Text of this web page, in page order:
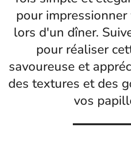
pour
lors d'un dîner.
pour réaliser
savoureuse et
des textures et des
vos